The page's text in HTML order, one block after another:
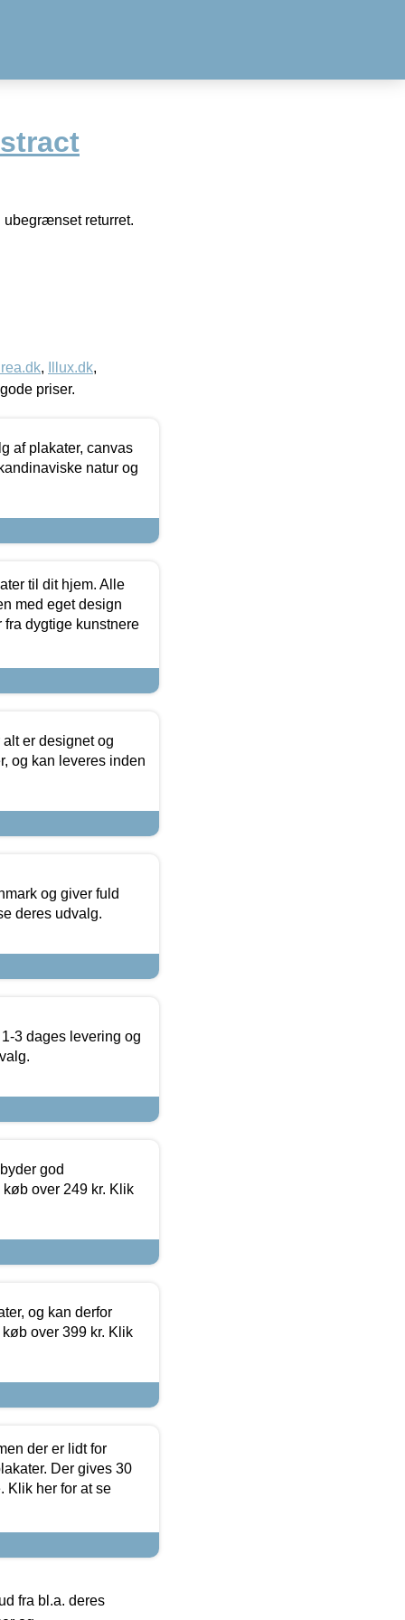
returret.
, Illux.dk,
priser.
af plakater, canvas
natur og
til dit hjem. Alle
med eget design
dygtige kunstnere
er designet og
og kan leveres inden
og giver fuld
deres udvalg.
3 dages levering og
god
over 249 kr. Klik
og kan derfor
over 399 kr. Klik
der er lidt for
Der gives 30
Klik her for at se
fra bl.a. deres